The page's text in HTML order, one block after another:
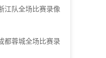
队全场比赛录像回
蓉城全场比赛录像